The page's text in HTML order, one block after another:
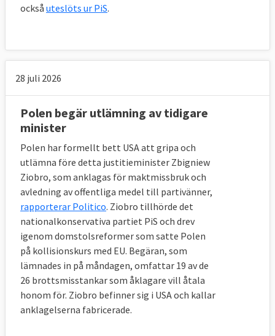
också uteslöts ur PiS.
28 juli 2026
Polen begär utlämning av tidigare
minister
Polen har formellt bett USA att gripa och
utlämna före detta justitieminister Zbigniew
Ziobro, som anklagas för maktmissbruk och
avledning av offentliga medel till partivänner,
rapporterar Politico. Ziobro tillhörde det
nationalkonservativa partiet PiS och drev
igenom domstolsreformer som satte Polen
på kollisionskurs med EU. Begäran, som
lämnades in på måndagen, omfattar 19 av de
26 brottsmisstankar som åklagare vill åtala
honom för. Ziobro befinner sig i USA och kallar
anklagelserna fabricerade.